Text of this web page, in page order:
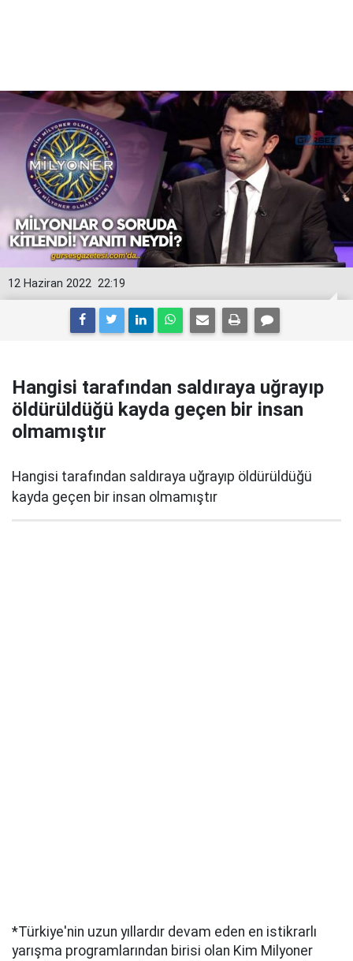
22:19
12 Haziran 2022
Hangisi tarafından saldıraya uğrayıp
öldürüldüğü kayda geçen bir insan
olmamıştır
Hangisi tarafından saldıraya uğrayıp öldürüldüğü
kayda geçen bir insan olmamıştır
*Türkiye'nin uzun yıllardır devam eden en istikrarlı
yarışma programlarından birisi olan Kim Milyoner